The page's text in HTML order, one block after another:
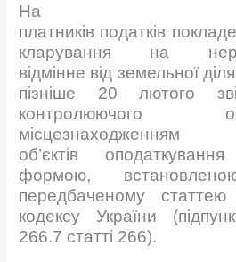
На
платників податків
кларування на
відмінне від земельної
пізніше 20 лютого
об’єктів
формою,
передбаченому
кодексу України
266.7 статті 266).